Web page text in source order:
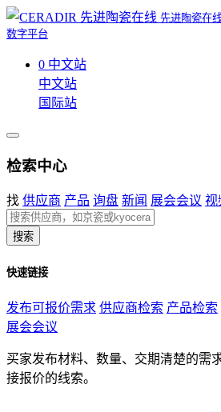
先进陶瓷在
数字平台
0 中文站
中文站
国际站
检索中心
找 供应商 产品 询盘 新闻 展会会议 视
搜索
快速链接
发布可报价需求 供应商检索 产品检索
展会会议
买家发布材料、数量、交期清楚的需
接报价的线索。